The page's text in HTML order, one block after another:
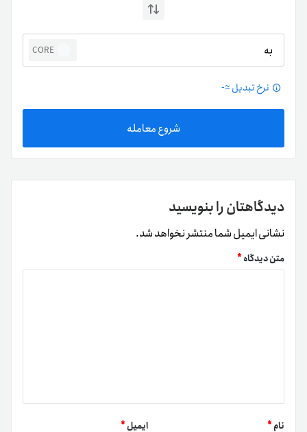
به CORE
نرخ تبدیل ≈-
شروع معامله
دیدگاهتان را بنویسید
نشانی ایمیل شما منتشر نخواهد شد.
متن دیدگاه*
نام* ایمیل*